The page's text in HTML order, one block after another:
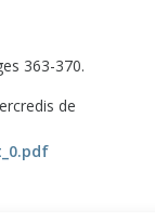
363-370.
de